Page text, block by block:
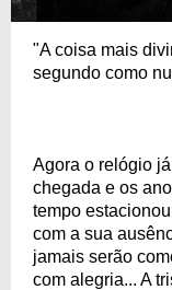
"A coisa mais
segundo como
Agora o relógio
chegada e os
tempo
com a sua
jamais serão
com alegria... A